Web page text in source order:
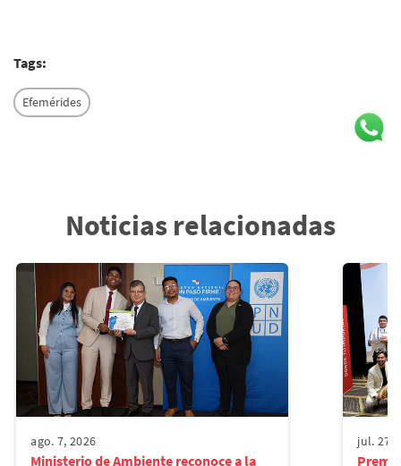
Tags:
Efemérides
Noticias relacionadas
ago. 7, 2026
Ministerio de Ambiente reconoce a la
jul. 27,